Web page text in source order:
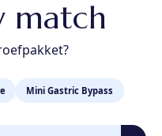
match
Mini Gastric Bypass